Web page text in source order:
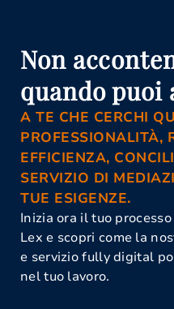
Non
quando puoi
A TE CHE CERCHI
PROFESSIONALITÀ,
EFFICIENZA,
SERVIZIO DI
TUE ESIGENZE.
Inizia ora il tuo
Lex e scopri come la
e servizio fully digital
nel tuo lavoro.